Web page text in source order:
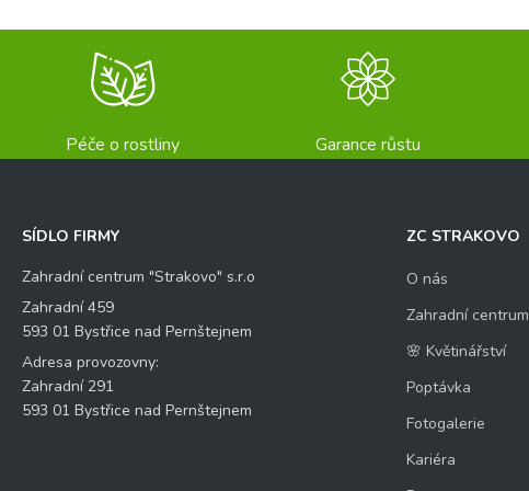
Péče o rostliny Garance růstu
SÍDLO FIRMY
Zahradní centrum "Strakovo" s.r.o
Zahradní 459
593 01 Bystřice nad Pernštejnem
Adresa provozovny:
Zahradní 291
593 01 Bystřice nad Pernštejnem
ZC STRAKOVO
O nás
Zahradní centrum
🌸 Květinářství
Poptávka
Fotogalerie
Kariéra